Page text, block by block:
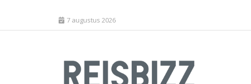
7 augustus 2026